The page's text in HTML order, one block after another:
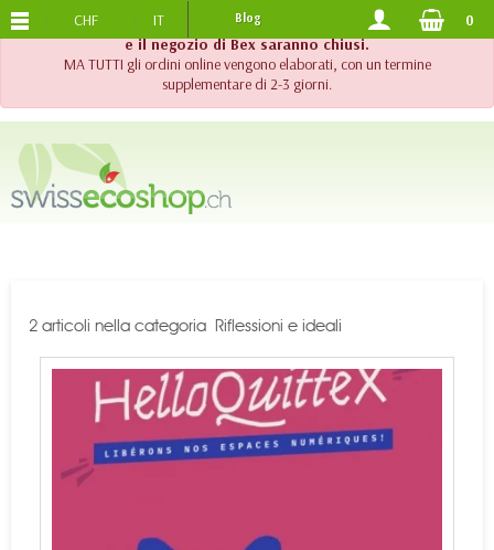
!! Importante !! Fino al 20 agosto 2026, l'assistenza telefonica
e il negozio di Bex saranno chiusi.
MA TUTTI gli ordini online vengono elaborati, con un termine
supplementare di 2-3 giorni.
SPEDIZIONE GRATUITADA 120.-
CHF IT Blog 0
2 articoli nella categoria Riflessioni e ideali